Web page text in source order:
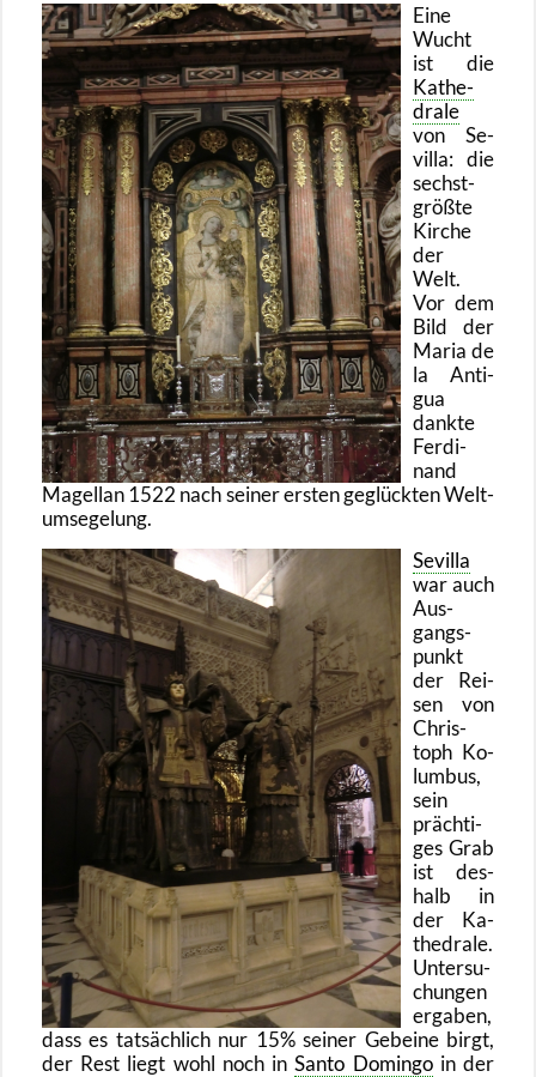
Eine
Wucht
ist die
Ka­the­
dra­le
von Se­
vil­la: die
sechst­
grö­ß­te
Kir­che
der
Welt.
Vor dem
Bild der
Maria de
la An­ti­
gua
dank­te
Fer­di­
nand
Ma­gel­lan 1522 nach sei­ner ers­ten ge­glück­ten Welt­
um­se­ge­lung.
Se­vil­la
war auch
Aus­
gangs­
punkt
der Rei­
sen von
Chris­
toph Ko­
lum­bus,
sein
präch­ti­
ges Grab
ist des­
halb in
der Ka­
the­dra­le.
Un­ter­su­
chun­gen
er­ga­ben,
dass es tat­säch­lich nur 15% sei­ner Ge­bei­ne birgt,
der Rest liegt wohl noch inSanto Do­m­in­goin der